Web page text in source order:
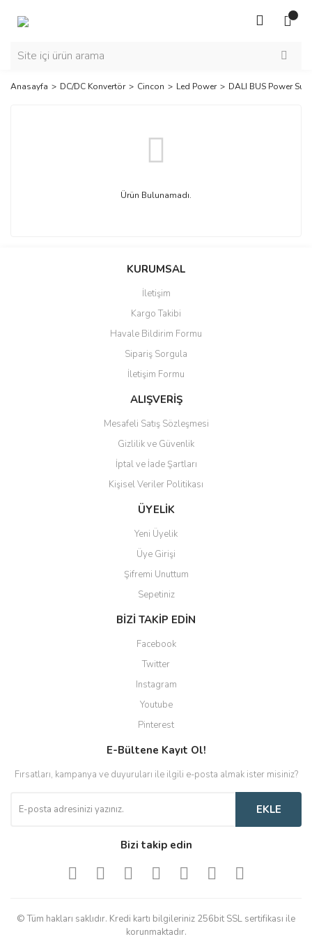
Anasayfa DC/DC Konvertör Cincon Led Power DALI BUS Power
Ürün Bulunamadı.
KURUMSAL
İletişim
Kargo Takibi
Havale Bildirim Formu
Sipariş Sorgula
İletişim Formu
ALIŞVERİŞ
Mesafeli Satış Sözleşmesi
Gizlilik ve Güvenlik
İptal ve İade Şartları
Kişisel Veriler Politikası
ÜYELİK
Yeni Üyelik
Üye Girişi
Şifremi Unuttum
Sepetiniz
BİZİ TAKİP EDİN
Facebook
Twitter
Instagram
Youtube
Pinterest
E-Bültene Kayıt Ol!
Fırsatları, kampanya ve duyuruları ile ilgili e-posta almak ister misiniz?
EKLE
Bizi takip edin
© Tüm hakları saklıdır. Kredi kartı bilgileriniz 256bit SSL sertifikası ile
korunmaktadır.